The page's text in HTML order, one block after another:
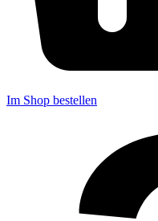
Im Shop bestellen